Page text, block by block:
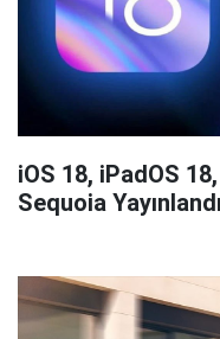
iOS 18, iPadOS
Sequoia Yayınlandı